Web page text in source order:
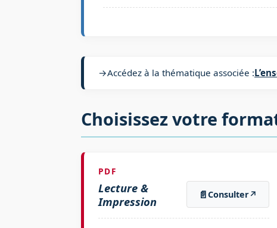
→Accédez à la thématique associée :
Choisissez votre
PDF
Lecture &
Impression
📄Consulter↗